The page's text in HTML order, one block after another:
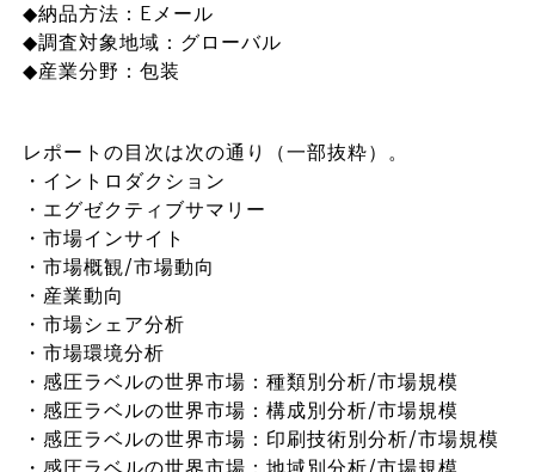
◆納品方法：Eメール
◆調査対象地域：グローバル
◆産業分野：包装
レポートの目次は次の通り（一部抜粋）。
・イントロダクション
・エグゼクティブサマリー
・市場インサイト
・市場概観/市場動向
・産業動向
・市場シェア分析
・市場環境分析
・感圧ラベルの世界市場：種類別分析/市場規模
・感圧ラベルの世界市場：構成別分析/市場規模
・感圧ラベルの世界市場：印刷技術別分析/市場規模
・感圧ラベルの世界市場：地域別分析/市場規模